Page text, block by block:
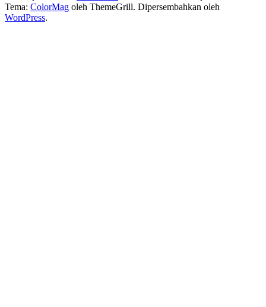
Tema: ColorMag oleh ThemeGrill. Dipersembahkan oleh
WordPress.